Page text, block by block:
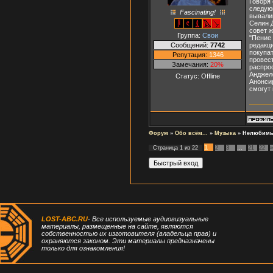
Fascinating!
Группа: Свои
Сообщений: 7742
Репутация: 1346
Замечания: 20%
Статус: Offline
Селин
совет
"Пение
смогут
Форум » Обо всём... » Музыка »
Страница 1 из 22 1 2 3 21 22 »
LOST-ABC.RU- Все используемые аудиовизуальные
материалы, размещенные на сайте, являются
собственностью их изготовителя (владельца прав) и
охраняются законом. Эти материалы предназначены
только для ознакомления!